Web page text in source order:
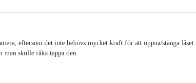
eftersom det inte behövs mycket kraft för att öppna/stänga
skulle råka tappa den.